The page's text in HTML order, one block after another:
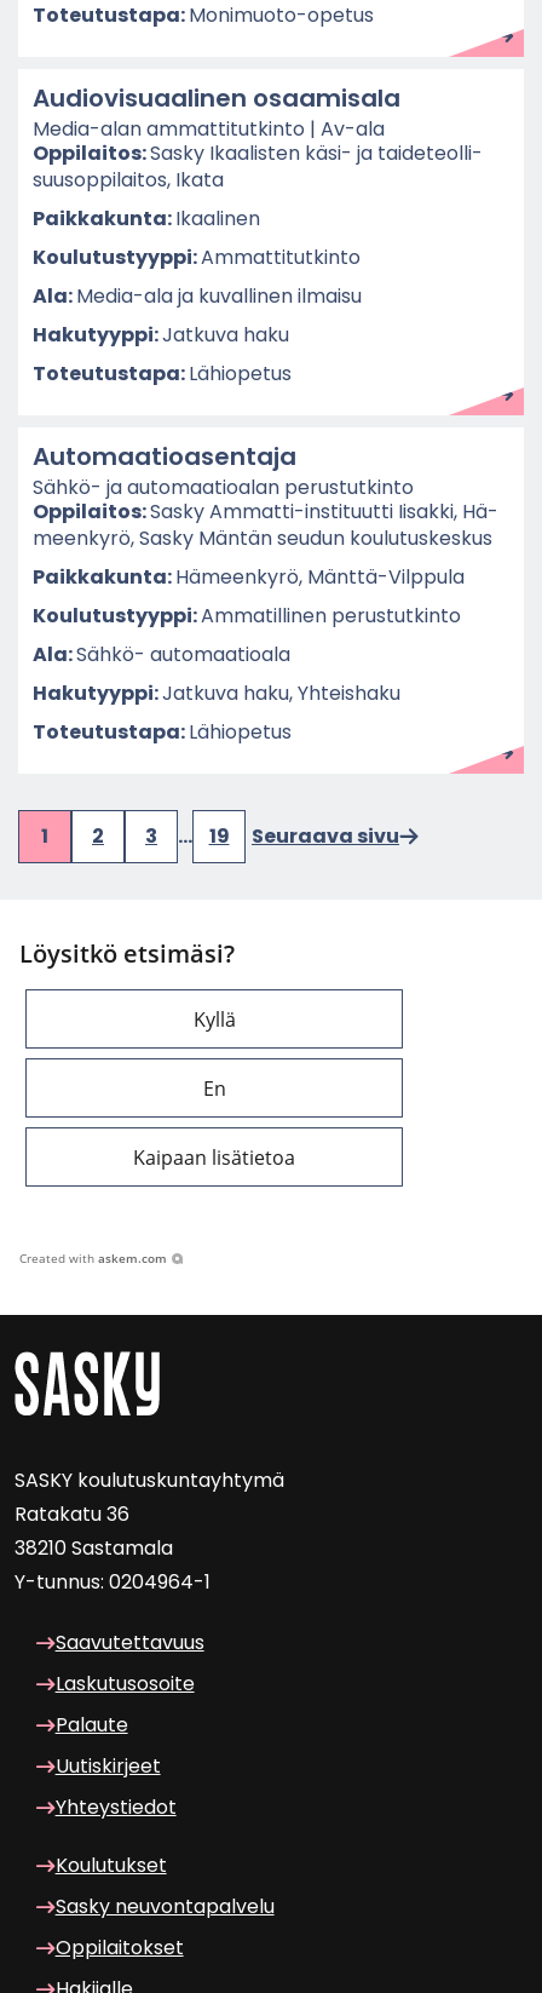
To­teu­tus­ta­pa:Monimuoto-​opetus
Au­dio­vi­su­aa­li­nen osaa­mi­sa­la
Media-​alan am­mat­ti­tut­kin­to | Av-​ala
Op­pi­lai­tos:Sasky Ikaa­lis­ten käsi- ja tai­de­teol­li­
suusop­pi­lai­tos, Ikata
Paik­ka­kun­ta:Ikaa­li­nen
Kou­lu­tus­tyyp­pi:Am­mat­ti­tut­kin­to
Ala:Media-​ala ja ku­val­li­nen il­mai­su
Ha­ku­tyyp­pi:Jat­ku­va haku
To­teu­tus­ta­pa:Lä­hio­pe­tus
Au­to­maa­tio­asen­ta­ja
Sähkö-​ ja au­to­maa­tio­alan pe­rus­tut­kin­to
Op­pi­lai­tos:Sasky Ammatti-​instituutti Ii­sak­ki, Hä­
meen­ky­rö, Sasky Män­tän seu­dun kou­lu­tus­kes­kus
Paik­ka­kun­ta:Hä­meen­ky­rö, Mänttä-​Vilppula
Kou­lu­tus­tyyp­pi:Am­ma­til­li­nen pe­rus­tut­kin­to
Ala:Sähkö-​ au­to­maa­tio­ala
Ha­ku­tyyp­pi:Jat­ku­va haku, Yh­teis­ha­ku
To­teu­tus­ta­pa:Lä­hio­pe­tus
1 2 3 … 19 Seu­raa­va sivu
Löysitkö etsimäsi?
Kyllä
En
Kaipaan lisätietoa
Created with askem.com
SASKY kou­lu­tus­kun­tayh­ty­mä
Ra­ta­ka­tu 36
38210 Sas­ta­ma­la
Y-​tunnus: 0204964-1
Saa­vu­tet­ta­vuus
Las­ku­tuso­soi­te
Pa­lau­te
Uu­tis­kir­jeet
Yh­teys­tie­dot
Kou­lu­tuk­set
Sasky neu­von­ta­pal­ve­lu
Op­pi­lai­tok­set